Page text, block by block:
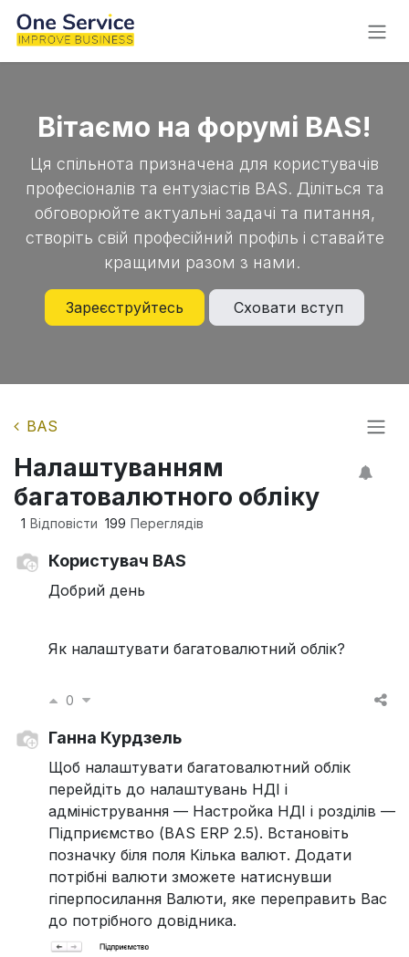
Skip to Content
Вітаємо на форумі BAS!
Ця спільнота призначена для користувачів
професіоналів та ентузіастів BAS. Діліться та
обговорюйте актуальні задачі та питання,
створіть свій професійний профіль і ставайте
кращими разом з нами.
Зареєструйтесь Сховати вступ
BAS
Налаштуванням
багатовалютного обліку
1 Відповісти 199 Переглядів
Користувач BAS
Добрий день
Як налаштувати багатовалютний облік?
0
Ганна Курдзель
Щоб налаштувати багатовалютний облік
перейдіть до налаштувань НДІ і
адміністрування — Настройка НДІ і розділів —
Підприємство (BAS ERP 2.5). Встановіть
позначку біля поля Кілька валют. Додати
потрібні валюти зможете натиснувши
гіперпосилання Валюти, яке переправить Вас
до потрібного довідника.